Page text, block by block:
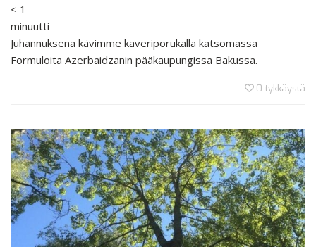
< 1
minuutti
Juhannuksena kävimme kaveriporukalla katsomassa
Formuloita Azerbaidzanin pääkaupungissa Bakussa.
0 tykkäystä